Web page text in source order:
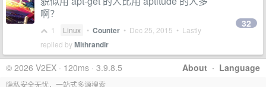
啊？
1 Linux • Counter • Dec 25, 2015 • Lastly
replied byMithrandir
32
About · Language
© 2026 V2EX · 120ms · 3.9.8.5
隐私安全无忧，一站式多源搜索